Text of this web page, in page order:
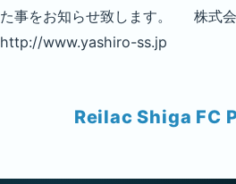
た事をお知らせ致します。 株式
http://www.yashiro-ss.jp
Reilac Shiga FC